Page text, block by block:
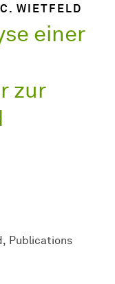
WIETFELD
einer
zur
Publications